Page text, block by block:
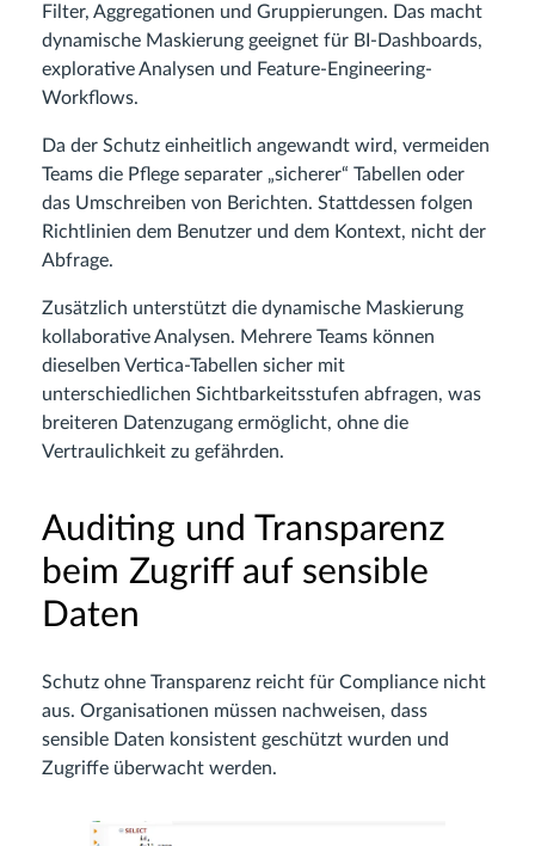
Filter, Aggregationen und Gruppierungen. Das macht
dynamische Maskierung geeignet für BI-Dashboards,
explorative Analysen und Feature-Engineering-
Workflows.
Da der Schutz einheitlich angewandt wird, vermeiden
Teams die Pflege separater „sicherer“ Tabellen oder
das Umschreiben von Berichten. Stattdessen folgen
Richtlinien dem Benutzer und dem Kontext, nicht der
Abfrage.
Zusätzlich unterstützt die dynamische Maskierung
kollaborative Analysen. Mehrere Teams können
dieselben Vertica-Tabellen sicher mit
unterschiedlichen Sichtbarkeitsstufen abfragen, was
breiteren Datenzugang ermöglicht, ohne die
Vertraulichkeit zu gefährden.
Auditing und Transparenz
beim Zugriff auf sensible
Daten
Schutz ohne Transparenz reicht für Compliance nicht
aus. Organisationen müssen nachweisen, dass
sensible Daten konsistent geschützt wurden und
Zugriffe überwacht werden.